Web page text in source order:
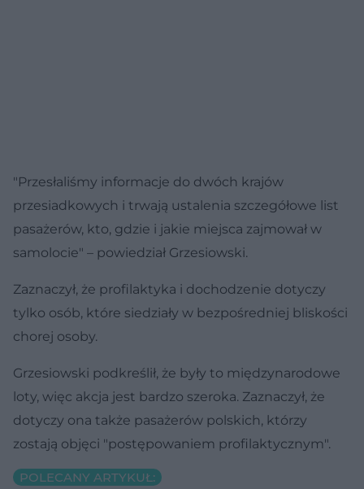
"Przesłaliśmy informacje do dwóch krajów
przesiadkowych i trwają ustalenia szczegółowe list
pasażerów, kto, gdzie i jakie miejsca zajmował w
samolocie" – powiedział Grzesiowski.
Zaznaczył, że profilaktyka i dochodzenie dotyczy
tylko osób, które siedziały w bezpośredniej bliskości
chorej osoby.
Grzesiowski podkreślił, że były to międzynarodowe
loty, więc akcja jest bardzo szeroka. Zaznaczył, że
dotyczy ona także pasażerów polskich, którzy
zostają objęci "postępowaniem profilaktycznym".
POLECANY ARTYKUŁ: